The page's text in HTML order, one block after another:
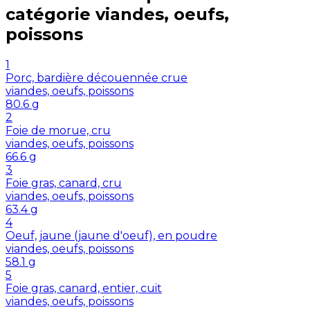
catégorie viandes, oeufs,
poissons
1
Porc, bardière découennée crue
viandes, oeufs, poissons
80.6 g
2
Foie de morue, cru
viandes, oeufs, poissons
66.6 g
3
Foie gras, canard, cru
viandes, oeufs, poissons
63.4 g
4
Oeuf, jaune (jaune d'oeuf), en poudre
viandes, oeufs, poissons
58.1 g
5
Foie gras, canard, entier, cuit
viandes, oeufs, poissons